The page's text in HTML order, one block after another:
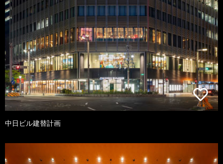
中日ビル建替計画